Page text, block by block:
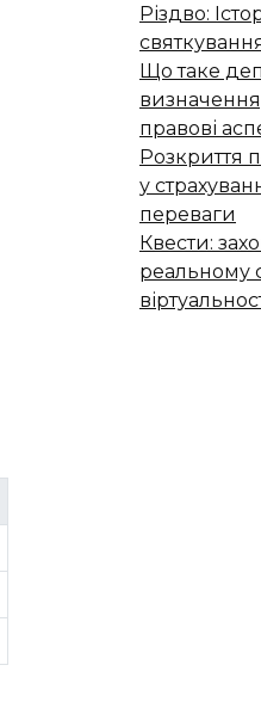
Різдво:
святкування
Що таке
правові
Розкриття
у
переваги
Квести:
реальному